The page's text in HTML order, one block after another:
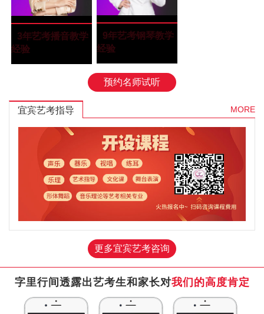
向雪
向雪
“毕业于四川师范
大学”
金牌播音教师
3年艺考播音教学
经验
胡月
胡月
“毕业于四川音乐
学院”
金牌钢琴教师
9年艺考钢琴教学
经验
预约名师试听
宜宾艺考指导 MORE
更多宜宾艺考咨询
字里行间透露出艺考生和家长对我们的高度肯定